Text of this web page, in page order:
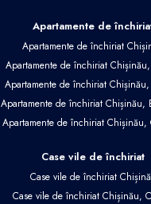
Apartamente de
Apartamente de închiriat
Apartamente de închiriat
Apartamente de închiriat Chișinău,
Apartamente de închiriat Chișinău,
Apartamente de închiriat Chișinău,
Case vile de închiriat
Case vile de închiriat
Case vile de închiriat Chișinău,